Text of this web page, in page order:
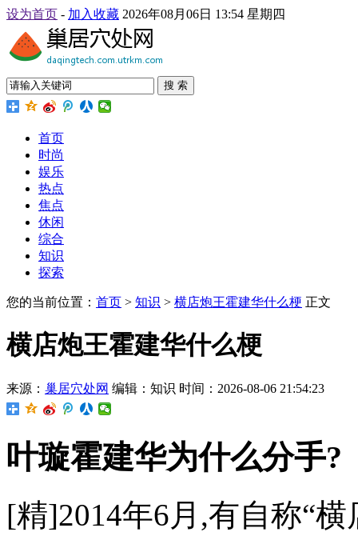
设为首页 - 加入收藏 2026年08月06日 13:54 星期四
搜 索
首页
时尚
娱乐
热点
焦点
休闲
综合
知识
探索
您的当前位置： 首页 > 知识 > 横店炮王霍建华什么梗 正文
横店炮王霍建华什么梗
来源： 巢居穴处网 编辑：知识 时间：2026-08-06 21:54:23
叶璇霍建华为什么分手?
[精]2014年6月,有自称“